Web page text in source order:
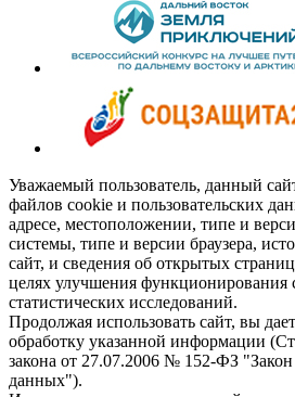
Уважаемый пользователь, данный
файлов cookie и пользовательских
адресе, местоположении, типе и
системы, типе и версии браузера,
сайт, и сведения об открытых
целях улучшения функционирования
статистических исследований.
Продолжая использовать сайт, вы
обработку указанной информации
закона от 27.07.2006 № 152-ФЗ
данных").